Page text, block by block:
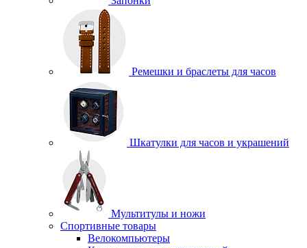
Ремешки и браслеты для часов
Шкатулки для часов и украшений
Мультитулы и ножи
Спортивные товары
Велокомпьютеры